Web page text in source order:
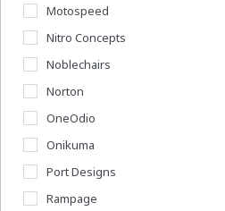
Motospeed
Nitro Concepts
Noblechairs
Norton
OneOdio
Onikuma
Port Designs
Rampage